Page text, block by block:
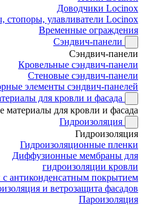
Доводчики Locinox
стопоры, улавливатели Locinox
Временные ограждения
Сэндвич-панели
Сэндвич-панели
Кровельные сэндвич-панели
Стеновые сэндвич-панели
элементы сэндвич-панелей
для кровли и фасада
материалы для кровли и фасада
Гидроизоляция
Гидроизоляция
Гидроизоляционные пленки
Диффузионные мембраны для
гидроизоляции кровли
антиконденсатным покрытием
и ветрозащита фасадов
Пароизоляция